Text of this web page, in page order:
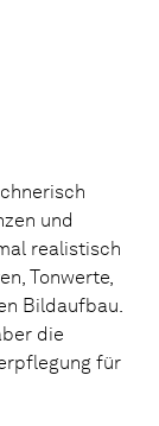
und
realistisch
Tonwerte,
Bildaufbau.
die
für